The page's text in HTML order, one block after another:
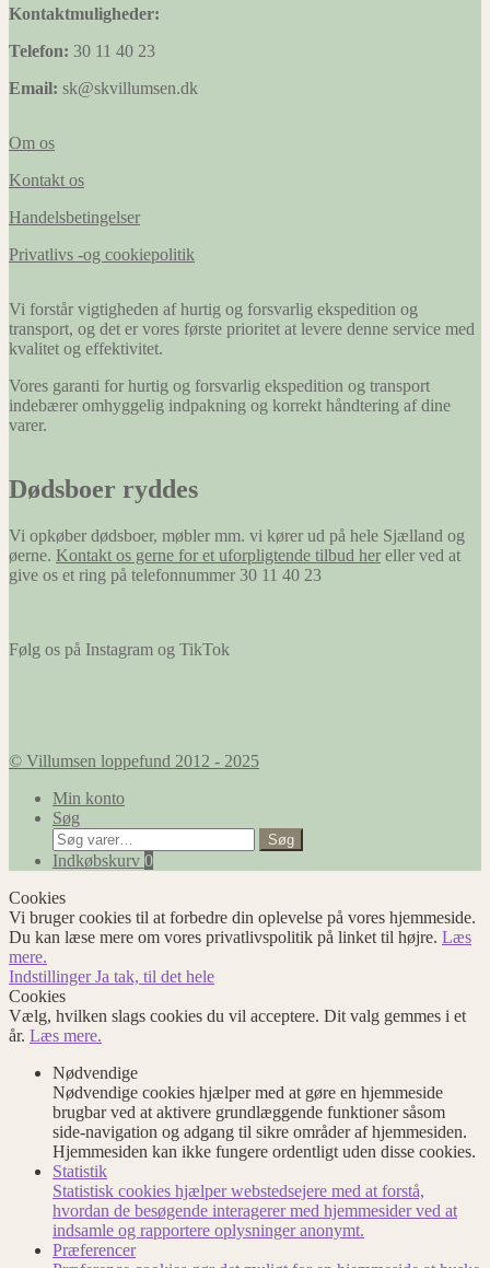
Kontaktmuligheder:
Telefon: 30 11 40 23
Email: sk@skvillumsen.dk
Om os
Kontakt os
Handelsbetingelser
Privatlivs -og cookiepolitik
Vi forstår vigtigheden af hurtig og forsvarlig ekspedition og
transport, og det er vores første prioritet at levere denne service med
kvalitet og effektivitet.
Vores garanti for hurtig og forsvarlig ekspedition og transport
indebærer omhyggelig indpakning og korrekt håndtering af dine
varer.
Dødsboer ryddes
Vi opkøber dødsboer, møbler mm. vi kører ud på hele Sjælland og
øerne. Kontakt os gerne for et uforpligtende tilbud her eller ved at
give os et ring på telefonnummer 30 11 40 23
Følg os på Instagram og TikTok
© Villumsen loppefund 2012 - 2025
Min konto
Søg
Søg
efter:
Søg
Indkøbskurv 0
Cookies
Vi bruger cookies til at forbedre din oplevelse på vores hjemmeside.
Du kan læse mere om vores privatlivspolitik på linket til højre. Læs
mere.
IndstillingerJa tak, til det hele
Cookies
Vælg, hvilken slags cookies du vil acceptere. Dit valg gemmes i et
år. Læs mere.
Nødvendige
Nødvendige cookies hjælper med at gøre en hjemmeside
brugbar ved at aktivere grundlæggende funktioner såsom
side-navigation og adgang til sikre områder af hjemmesiden.
Hjemmesiden kan ikke fungere ordentligt uden disse cookies.
Statistik
Statistisk cookies hjælper webstedsejere med at forstå,
hvordan de besøgende interagerer med hjemmesider ved at
indsamle og rapportere oplysninger anonymt.
Præferencer